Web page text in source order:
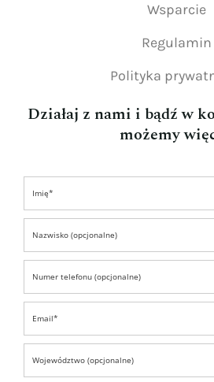
Wsparcie
Regulamin
Polityka
Działaj z nami i bądź w
możemy